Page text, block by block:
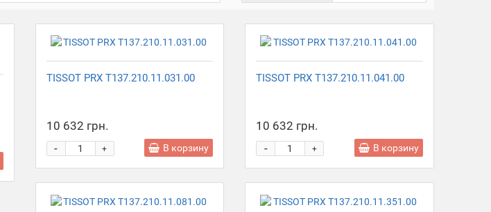
TISSOT PRX T137.210.11.031.00
10 632 грн.
+
- В корзину
TISSOT PRX T137.210.11.041.00
10 632 грн.
+
- В корзину